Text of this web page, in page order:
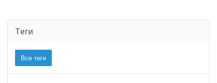
Теги
Все теги